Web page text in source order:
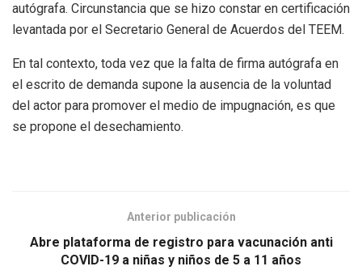
autógrafa. Circunstancia que se hizo constar en certificación
levantada por el Secretario General de Acuerdos del TEEM.
En tal contexto, toda vez que la falta de firma autógrafa en
el escrito de demanda supone la ausencia de la voluntad
del actor para promover el medio de impugnación, es que
se propone el desechamiento.
Anterior publicación
Abre plataforma de registro para vacunación anti
COVID-19 a niñas y niños de 5 a 11 años